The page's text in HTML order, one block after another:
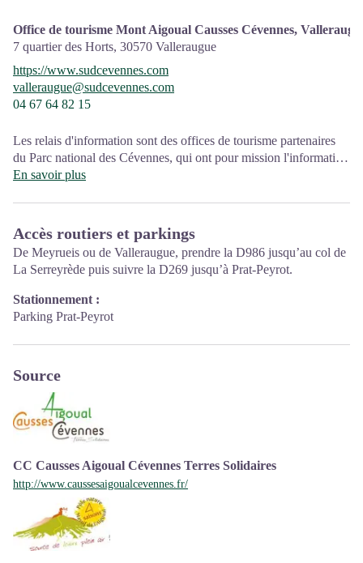
Office de tourisme Mont Aigoual Causses Cévennes,
7 quartier des Horts, 30570 Valleraugue
https://www.sudcevennes.com
valleraugue@sudcevennes.com
04 67 64 82 15
Les relais d'information sont des offices de tourisme partenaires
du Parc national des Cévennes, qui ont pour mission l'information
et la sensibilisation sur l'offre de découverte et d'animations ainsi
Ouvert toute l'année (se renseigner pour les jours et horaires
d'ouverture en période hivernale)
En savoir plus
Accès routiers et parkings
De Meyrueis ou de Valleraugue, prendre la D986 jusqu’au col de
La Serreyrède puis suivre la D269 jusqu’à Prat-Peyrot.
Stationnement :
Parking Prat-Peyrot
Source
CC Causses Aigoual Cévennes Terres Solidaires
http://www.caussesaigoualcevennes.fr/